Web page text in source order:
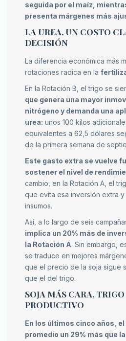
seguida por el maíz,
presenta márgenes más
LA UREA, UN COSTO
DECISIÓN
La diferencia económica más
rotaciones radica en la
En la Rotación B, el trigo se
que genera una mayor
nitrógeno y demanda una
urea: unos 100 kilos
equivalentes a 62,5 dólares
de la primera semana de
Este gasto extra se vuelve
sostener el nivel de
cambio, en la Rotación A, el
que evita esa inversión extra
insumos.
Así, a lo largo de seis
implica un 20% más de
la Rotación A. Sin embargo,
se traduce en mejores
que el precio de la soja sigue
que el del trigo.
SOJA MÁS CARA,
PRODUCTIVO
En los últimos cinco años,
promedio un 29% más que